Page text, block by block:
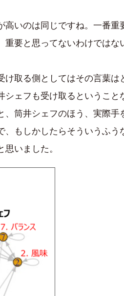
いのは同じですね。一番重
要と思ってないわけでは
取る側としてはその言葉
ェフも受け取るということ
筒井シェフのほう、実際手
もしかしたらそういうふう
いました。